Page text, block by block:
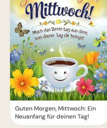
Guten Morgen, Mittwoch: Ein
Neuanfang für deinen Tag!